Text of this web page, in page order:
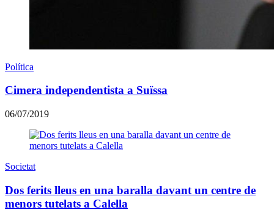
Política
Cimera independentista a Suïssa
06/07/2019
Societat
Dos ferits lleus en una baralla davant un centre de
menors tutelats a Calella